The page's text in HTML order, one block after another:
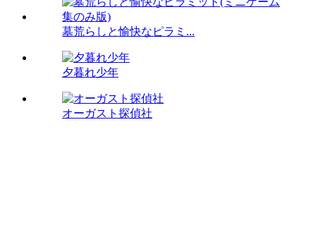
墓荒らしと愉快なピラミ...
夕暮れ少年
オーガスト探偵社